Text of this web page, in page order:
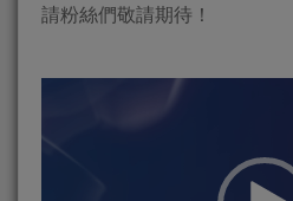
請粉絲們敬請期待！